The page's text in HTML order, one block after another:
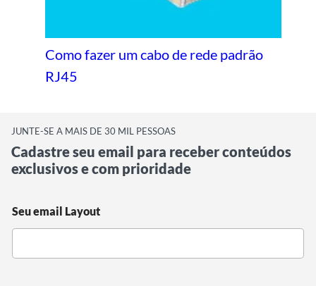
Como fazer um cabo de rede padrão
RJ45
JUNTE-SE A MAIS DE 30 MIL PESSOAS
Cadastre seu email para receber conteúdos
exclusivos e com prioridade
Seu email Layout